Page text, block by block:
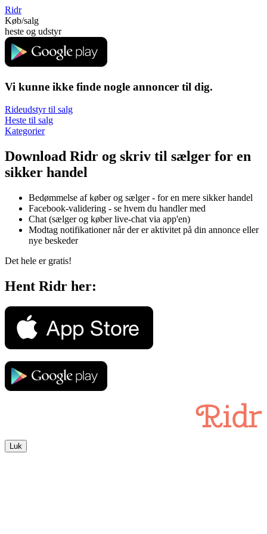
Ridr
Køb/salg
heste og udstyr
Vi kunne ikke finde nogle annoncer til dig.
Rideudstyr til salg
Heste til salg
Kategorier
Download Ridr og skriv til sælger for en
sikker handel
Bedømmelse af køber og sælger - for en mere sikker handel
Facebook-validering - se hvem du handler med
Chat (sælger og køber live-chat via app'en)
Modtag notifikationer når der er aktivitet på din annonce eller
nye beskeder
Det hele er gratis!
Hent Ridr her:
Luk